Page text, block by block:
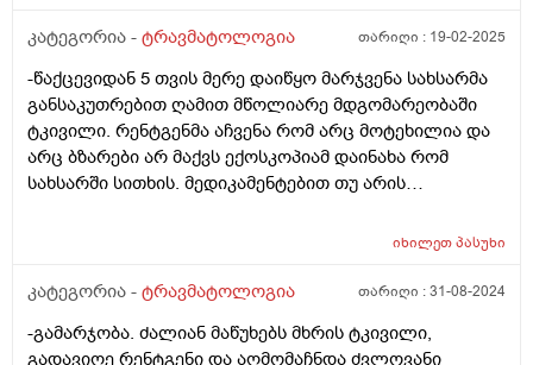
მალე ვიღდგენ,რა შემიძლია ან აღდგენისთვის ან
დანამატებსაც ხომარ მირჩევდით?
კატეგორია - ტრავმატოლოგია თარიღი : 19-02-2025
-წაქცევიდან 5 თვის მერე დაიწყო მარჯვენა სახსარმა
განსაკუთრებით ღამით მწოლიარე მდგომარეობაში
ტკივილი. რენტგენმა აჩვენა რომ არც მოტეხილია და
არც ბზარები არ მაქვს ექოსკოპიამ დაინახა რომ
სახსარში სითხის. მედიკამენტებით თუ არის
იხილეთპასუხი
კატეგორია - ტრავმატოლოგია თარიღი :31-08-2024
-გამარჯობა. ძალიან მაწუხებს მხრის ტკივილი,
გადავიღე რენტგენი და აღმომაჩნდა ძვლოვანი